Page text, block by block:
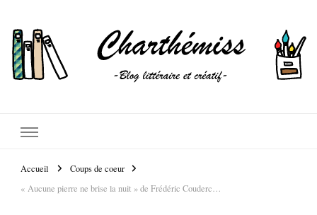
Accueil
Coups de coeur
« Aucune pierre ne brise la nuit » de Frédéric Couderc…